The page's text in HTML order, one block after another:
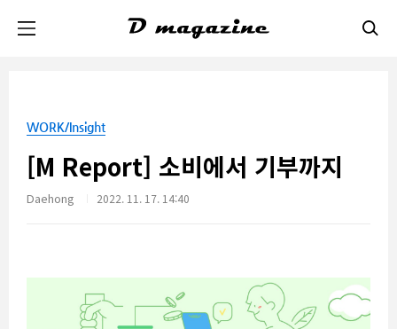
WORK/Insight
[M Report] 소비에서 기부까지
Daehong 2022. 11. 17. 14:40